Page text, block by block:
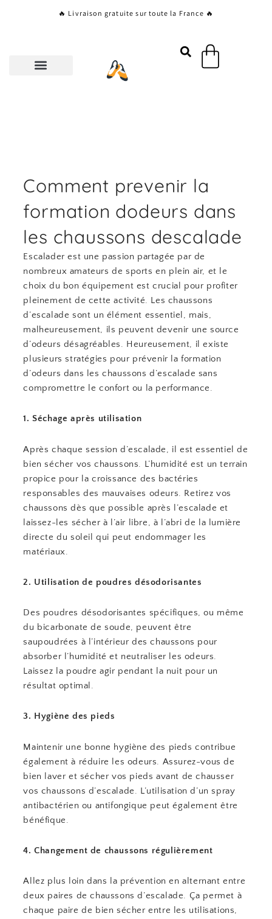
🔥 Livraison gratuite sur toute la France 🔥
Panier
Comment prevenir la
formation dodeurs dans
les chaussons descalade
Escalader est une passion partagée par de
nombreux amateurs de sports en plein air, et le
choix du bon équipement est crucial pour profiter
pleinement de cette activité. Les chaussons
d’escalade sont un élément essentiel, mais,
malheureusement, ils peuvent devenir une source
d’odeurs désagréables. Heureusement, il existe
plusieurs stratégies pour prévenir la formation
d’odeurs dans les chaussons d’escalade sans
compromettre le confort ou la performance.
1. Séchage après utilisation
Après chaque session d’escalade, il est essentiel de
bien sécher vos chaussons. L’humidité est un terrain
propice pour la croissance des bactéries
responsables des mauvaises odeurs. Retirez vos
chaussons dès que possible après l’escalade et
laissez-les sécher à l’air libre, à l’abri de la lumière
directe du soleil qui peut endommager les
matériaux.
2. Utilisation de poudres désodorisantes
Des poudres désodorisantes spécifiques, ou même
du bicarbonate de soude, peuvent être
saupoudrées à l’intérieur des chaussons pour
absorber l’humidité et neutraliser les odeurs.
Laissez la poudre agir pendant la nuit pour un
résultat optimal.
3. Hygiène des pieds
Maintenir une bonne hygiène des pieds contribue
également à réduire les odeurs. Assurez-vous de
bien laver et sécher vos pieds avant de chausser
vos chaussons d’escalade. L’utilisation d’un spray
antibactérien ou antifongique peut également être
bénéfique.
4. Changement de chaussons régulièrement
Allez plus loin dans la prévention en alternant entre
deux paires de chaussons d’escalade. Ça permet à
chaque paire de bien sécher entre les utilisations,